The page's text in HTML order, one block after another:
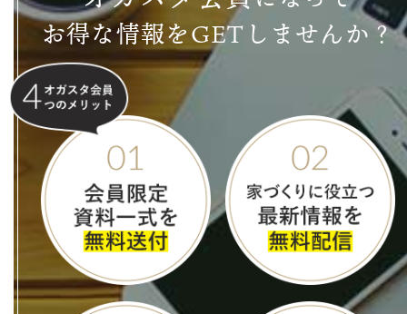
お得な情報をGETしませんか？